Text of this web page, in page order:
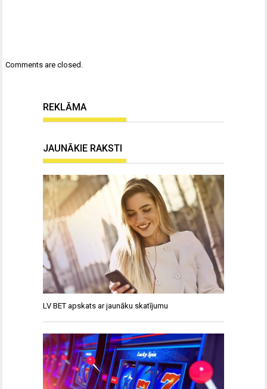
Comments are closed.
REKLĀMA
JAUNĀKIE RAKSTI
LV BET apskats ar jaunāku skatījumu